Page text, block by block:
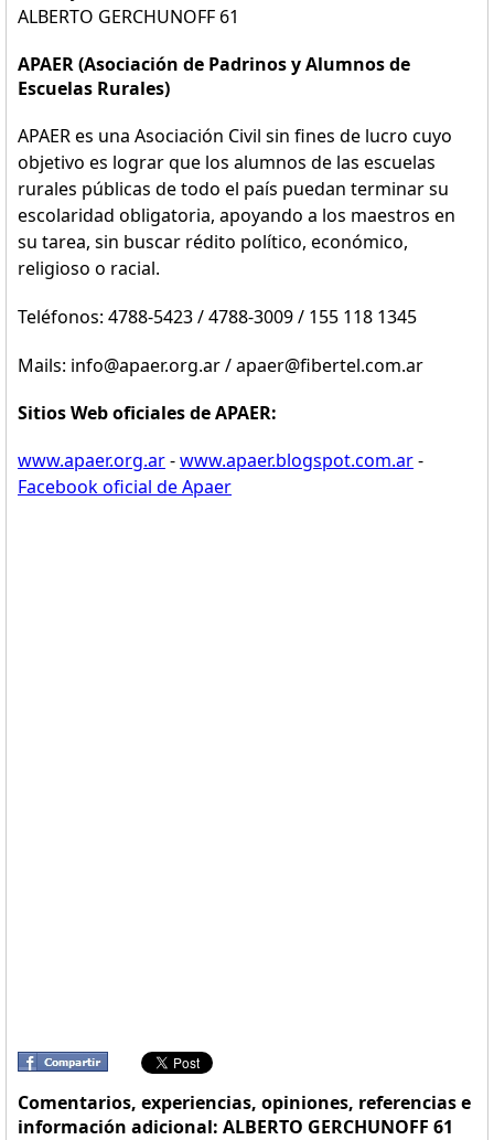
ALBERTO GERCHUNOFF 61
APAER (Asociación de Padrinos y Alumnos de
Escuelas Rurales)
APAER es una Asociación Civil sin fines de lucro cuyo
objetivo es lograr que los alumnos de las escuelas
rurales públicas de todo el país puedan terminar su
escolaridad obligatoria, apoyando a los maestros en
su tarea, sin buscar rédito político, económico,
religioso o racial.
Teléfonos: 4788-5423 / 4788-3009 / 155 118 1345
Mails: info@apaer.org.ar / apaer@fibertel.com.ar
Sitios Web oficiales de APAER:
www.apaer.org.ar-www.apaer.blogspot.com.ar-
Facebook oficial de Apaer
Comentarios, experiencias, opiniones, referencias e
información adicional: ALBERTO GERCHUNOFF 61